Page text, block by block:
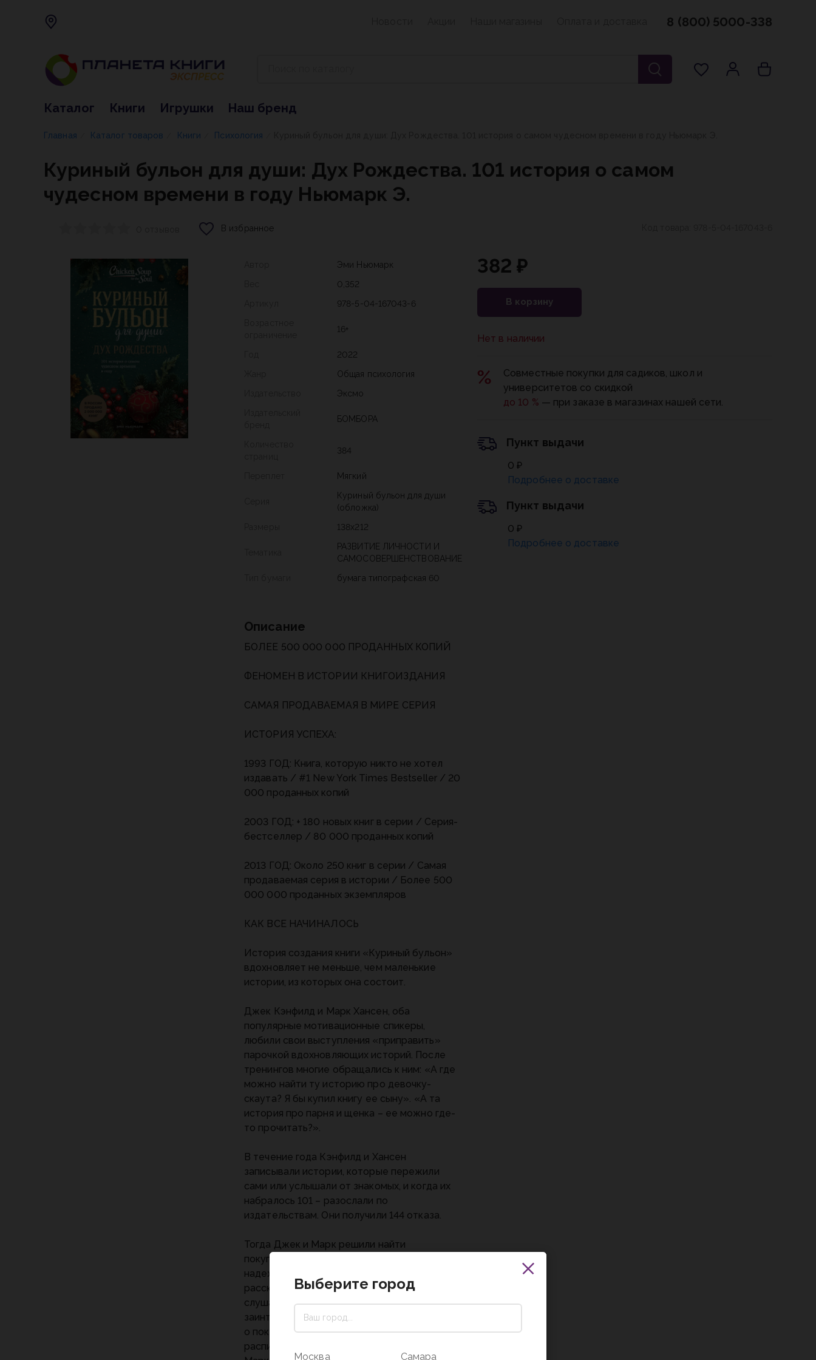
8 (800) 5000-338
Каталог Книги Игрушки Наш бренд
Главная Каталог товаров Книги Психология
Куриный бульон для души: Дух Рождества. 101 история о самом
чудесном времени в году Ньюмарк Э.
В избранное
Эми Ньюмарк
0,352
978-5-04-167043-6
16+
2022
Общая психология
Эксмо
БОМБОРА
384
Мягкий
Куриный бульон для души
(обложка)
138х212
РАЗВИТИЕ ЛИЧНОСТИ И
САМОСОВЕРШЕНСТВОВАНИЕ
бумага типографская 60
Описание
БОЛЕЕ 500 000 000 ПРОДАННЫХ КОПИЙ
ФЕНОМЕН В ИСТОРИИ КНИГОИЗДАНИЯ
САМАЯ ПРОДАВАЕМАЯ В МИРЕ СЕРИЯ
ИСТОРИЯ УСПЕХА:
1993 ГОД: Книга, которую никто не хотел
издавать / #1 New York Times Bestseller / 20
000 проданных копий
2003 ГОД: + 180 новых книг в серии / Серия-
бестселлер / 80 000 проданных копий
2013 ГОД: Около 250 книг в серии / Самая
продаваемая серия в истории / Более 500
000 000 проданных экземпляров
КАК ВСЕ НАЧИНАЛОСЬ
История создания книги «Куриный бульон»
вдохновляет не меньше, чем маленькие
истории, из которых она состоит.
Джек Кэнфилд и Марк Хансен, оба
популярные мотивационные спикеры,
любили свои выступления «приправить»
парочкой вдохновляющих историй. После
тренингов многие обращались к ним: «А где
можно найти ту историю про девочку-
скаута? Я бы купил книгу ее сыну». «А та
история про парня и щенка – ее можно где-
то прочитать?».
В течение года Кэнфилд и Хансен
записывали истории, которые пережили
сами или услышали от знакомых, и когда их
набралось 101 – разослали по
издательствам. Они получили 144 отказа.
Тогда Джек и Марк решили найти
покупателей еще до публикации книги, в
надежде переубедить издателей. Они
рассказывали о ней своим знакомым и
слушателям тренингов, и всех, кто был
заинтересован, просила написать расписку
о покупке будущей книги. Когда таких
расписок набралось более 20 000, Джек и
382 ₽
В корзину
Нет в наличии
Совместные покупки для садиков, школ и
университетов со скидкой
до 10 % — при заказе в магазинах нашей сети.
Пункт выдачи
0 ₽
Подробнее о доставке
Пункт выдачи
0 ₽
Подробнее о доставке
Выберите город
Москва
Самара